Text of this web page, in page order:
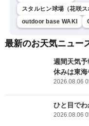
スタルヒン球場（花咲ス
outdoor base WAKI
最新のお天気ニュー
週間天気
休みは東海
2026.08.06
ひと目で
2026.08.06